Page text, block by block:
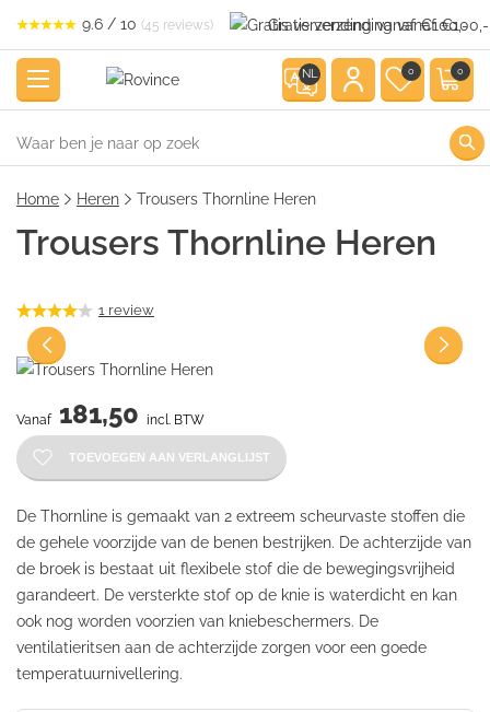
9.6 / 10 (45 reviews) Gratis verzending vanaf €100,-
NL 0 0
Home Heren Trousers Thornline Heren
Trousers Thornline Heren
1 review
Vanaf 181,50 incl. BTW
TOEVOEGEN AAN VERLANGLIJST
De Thornline is gemaakt van 2 extreem scheurvaste stoffen die
de gehele voorzijde van de benen bestrijken. De achterzijde van
de broek is bestaat uit flexibele stof die de bewegingsvrijheid
garandeert. De versterkte stof op de knie is waterdicht en kan
ook nog worden voorzien van kniebeschermers. De
ventilatieritsen aan de achterzijde zorgen voor een goede
temperatuurnivellering.